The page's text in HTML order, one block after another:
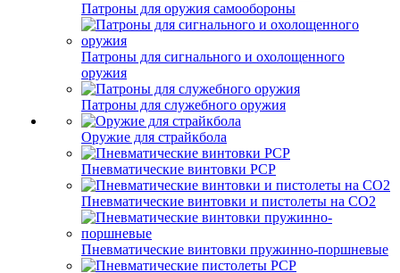
Патроны для оружия самообороны
Патроны для сигнального и охолощенного
оружия
Патроны для служебного оружия
Оружие для страйкбола
Пневматические винтовки PCP
Пневматические винтовки и пистолеты на CO2
Пневматические винтовки пружинно-поршневые